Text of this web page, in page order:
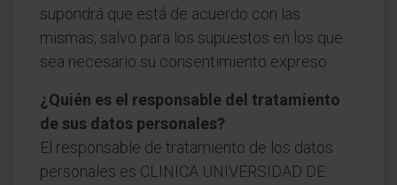
supondrá que está de acuerdo con las
mismas, salvo para los supuestos en los que
sea necesario su consentimiento expreso.
¿Quién es el responsable del tratamiento
de sus datos personales?
El responsable de tratamiento de los datos
personales es CLINICA UNIVERSIDAD DE